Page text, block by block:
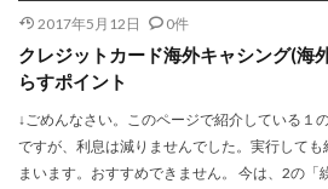
2017年5月12日 0件
クレジットカード海外キャシング(海
らすポイント
↓ごめんなさい。このページで紹介している１
ですが、利息は減りませんでした。実行して
まいます。おすすめできません。 今は、2の「